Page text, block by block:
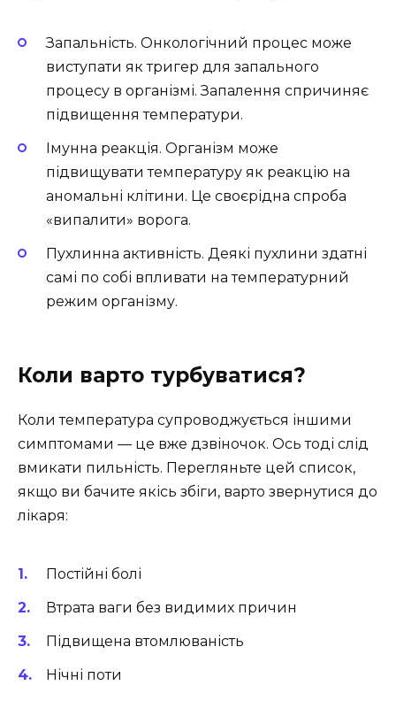
Запальність. Онкологічний процес може
виступати як тригер для запального
процесу в організмі. Запалення спричиняє
підвищення температури.
Імунна реакція. Організм може
підвищувати температуру як реакцію на
аномальні клітини. Це своєрідна спроба
«випалити» ворога.
Пухлинна активність. Деякі пухлини здатні
самі по собі впливати на температурний
режим організму.
Коли варто турбуватися?
Коли температура супроводжується іншими
симптомами — це вже дзвіночок. Ось тоді слід
вмикати пильність. Перегляньте цей список,
якщо ви бачите якісь збіги, варто звернутися до
лікаря:
Постійні болі
Втрата ваги без видимих причин
Підвищена втомлюваність
Нічні поти